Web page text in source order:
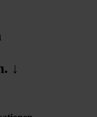
↓